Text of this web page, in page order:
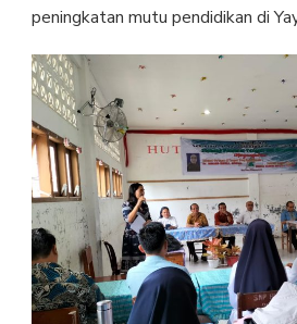
peningkatan mutu pendidikan di